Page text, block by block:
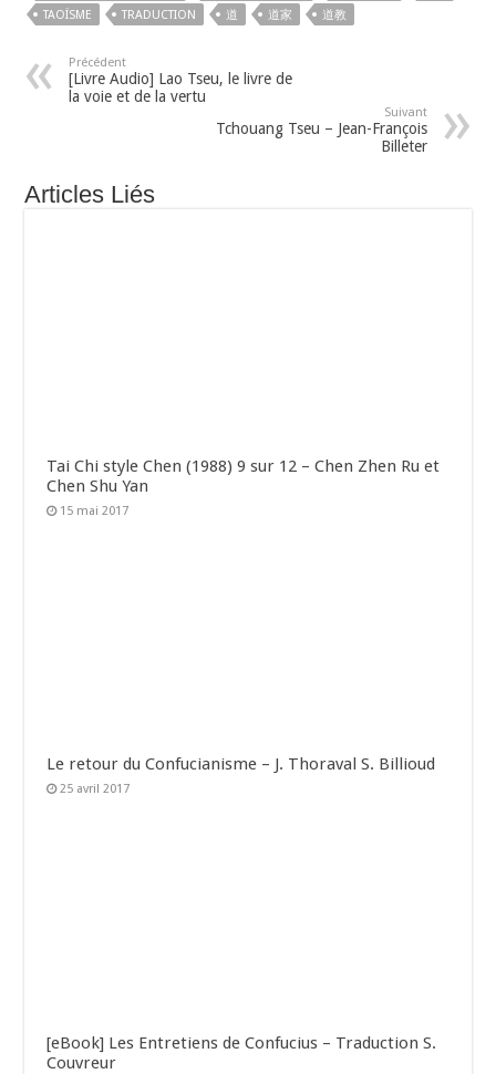
TAOÏSME TRADUCTION 道 道家 道教
Précédent
[Livre Audio] Lao Tseu, le livre de
la voie et de la vertu
Suivant
Tchouang Tseu – Jean-François
Billeter
Articles Liés
Tai Chi style Chen (1988) 9 sur 12 – Chen Zhen Ru et
Chen Shu Yan
15 mai 2017
Le retour du Confucianisme – J. Thoraval S. Billioud
25 avril 2017
[eBook] Les Entretiens de Confucius – Traduction S.
Couvreur